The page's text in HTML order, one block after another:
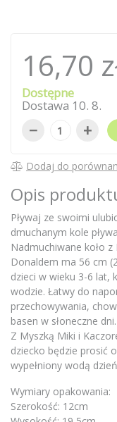
16,70
Dostępne
Dostawa 10. 8.
− +
Dodaj do
Opis
Pływaj ze swoimi
dmuchanym kole
Nadmuchiwane koło
Donaldem ma 56 cm
dzieci w wieku 3-6 lat,
wodzie. Łatwy do
przechowywania,
basen w słoneczne dni.
Z Myszką Miki i
dziecko będzie prosić
wypełniony wodą
Wymiary opakowania:
Szerokość: 12cm